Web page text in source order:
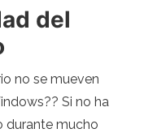
del
no se mueven
Si no ha
durante mucho